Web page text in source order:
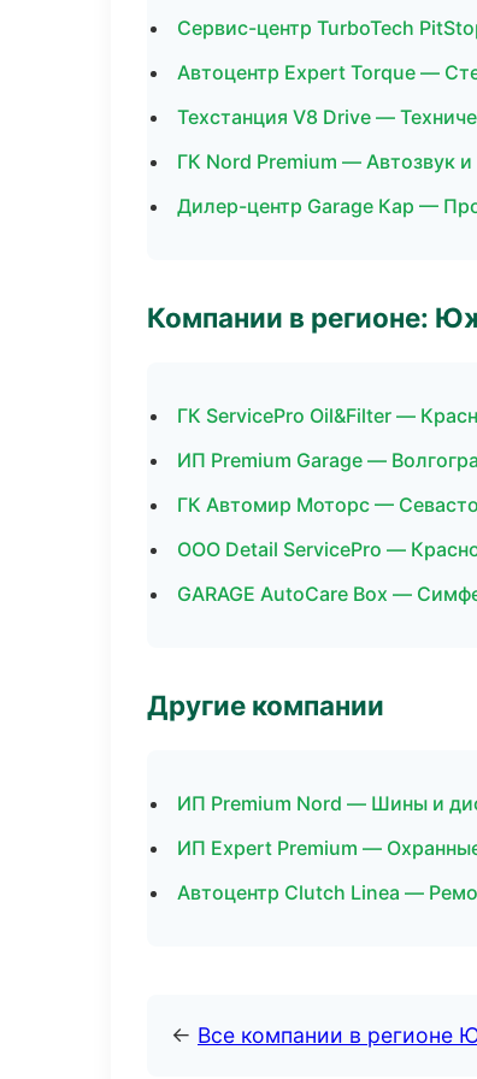
Сервис-центр TurboTech
Автоцентр Expert Torque —
Техстанция V8 Drive —
ГК Nord Premium — Автозвук
Дилер-центр Garage Кар —
Компании в регионе:
ГК ServicePro Oil&Filter —
ИП Premium Garage —
ГК Автомир Моторс —
ООО Detail ServicePro —
GARAGE AutoCare Box —
Другие компании
ИП Premium Nord — Шины и
ИП Expert Premium —
Автоцентр Clutch Linea —
← Все компании в регионе